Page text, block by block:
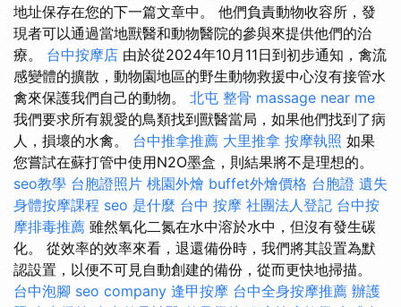
地址保存在您的下一篇文章中。 他們負責動物收容所，發
現者可以通過當地獸醫和動物醫院的參與來提供他們的治
療。 台中按摩店 由於從2024年10月11日到初步通知，禽流
感變體的擴散，動物園地區的野生動物救援中心沒有接管水
禽來保護我們自己的動物。 北屯 整骨 massage near me
我們要求所有親愛的鳥類找到獸醫當局，如果他們找到了病
人，損壞的水禽。 台中推拿推薦 大里推拿 按摩執照 如果
您嘗試在蘇打管中使用N2O墨盒，則結果將不是理想的。
seo教學 台胞證照片 桃園外燴 buffet外燴價格 台胞證 遺失
身體按摩課程 seo 是什麼 台中 按摩 社團法人登記 台中按
摩排毒推薦 雖然氧化二氮在水中溶於水中，但沒有發生碳
化。 從效率的效率來看，退還備份時，我們將其設置為默
認設置，以便不可見自動創建的備份，從而更快地掃描。
台中泡腳 seo company 逢甲按摩 台中全身按摩推薦 辦護